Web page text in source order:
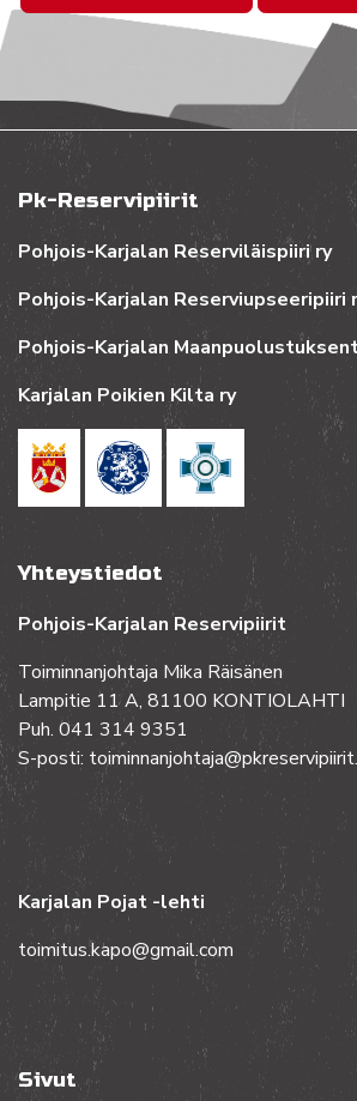
Pk-Reservipiirit
Pohjois-Karjalan Reserviläispiiri ry
Pohjois-Karjalan Reserviupseeripiiri
Pohjois-Karjalan
Karjalan Poikien Kilta ry
Yhteystiedot
Pohjois-Karjalan Reservipiirit
Toiminnanjohtaja Mika Räisänen
Lampitie 11 A, 81100 KONTIOLAHTI
Puh. 041 314 9351
S-posti:
Karjalan Pojat -lehti
toimitus.kapo@gmail.com
Sivut